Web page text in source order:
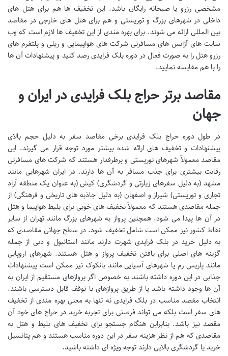
مشخصی رزرو یا صبحانه رایگان باشد. این تخفیف ها هم برای هتل های
داخلی در شهرهای بزرگ و توریستی و هم برای هتل های خارجی در مقاصد
بین المللی ارائه می شوند. برای بهره مندی از این تخفیف ها لازم است که وب
سایت های آژانس های مسافرتی شرکت های هواپیمایی و ریلی و پلتفرم های
رزرو هتل را به صورت فعال در دوره بلک فرایدی رصد کنید و پیشنهادات آن ها
را با هم مقایسه نمایید.
مقاصد برتر حراج بلک فرایدی در ایران و
جهان
در طول دوره حراج بلک فرایدی برخی مقاصد سفر به دلیل حجم بالای
پیشنهادات و تخفیف های ارائه شده بیشتر مورد توجه قرار می گیرند. این
مقاصد معمولاً شهرهای توریستی و پرطرفدار هستند که شرکت های مسافرتی
رقابت بیشتری برای جذب مسافر به آن ها دارند. در ایران شهرهایی مانند
مشهد (به دلیل سفرهای زیارتی و گردشگری) کیش (به عنوان یک منطقه آزاد
تجاری و توریستی) شیراز و اصفهان (به دلیل جاذبه های تاریخی و فرهنگی) از
جمله مقاصدی هستند که معمولاً تخفیف های خوبی برای بلیط هواپیما و هتل
در آن ها پیدا می شود. همچنین پرواز به شهرهای بزرگ مانند تهران از سایر
نقاط کشور نیز ممکن است شامل تخفیف شود. در سطح جهانی مقاصدی که
به دلیل خرید در بلک فرایدی شهرت دارند مانند استانبول و دبی از جمله
گزینه های اصلی برای یافتن تخفیف پرواز و هتل هستند. شهرهای اروپایی
مانند پاریس رم یا شهرهای آسیایی مانند بانکوک نیز ممکن است پیشنهادات
جذابی در این دوره داشته باشند به خصوص اگر پروازهای مستقیم از ایران به
آن ها وجود داشته باشد یا از طریق پروازهای با توقف قابل دسترسی باشند.
انتخاب مقصد مناسب در بلک فرایدی نه تنها به معنی بهره مندی از تخفیف
های سفر است بلکه می تواند فرصتی برای تجربه خرید در حراج های خود آن
مقصد نیز باشد. بنابراین هنگام جستجو برای تخفیف های بلیط و هتل به
مقاصدی که هم از نظر هزینه سفر در این دوره مناسب هستند و هم پتانسیل
خرید یا گردشگری بالایی دارند توجه ویژه ای داشته باشید.